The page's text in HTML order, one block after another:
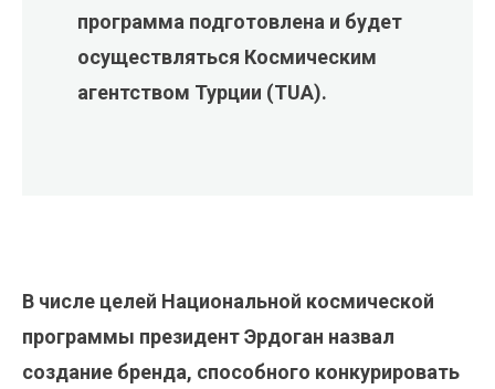
программа подготовлена и будет
осуществляться Космическим
агентством Турции (TUA).
В числе целей Национальной космической
программы президент Эрдоган назвал
создание бренда, способного конкурировать